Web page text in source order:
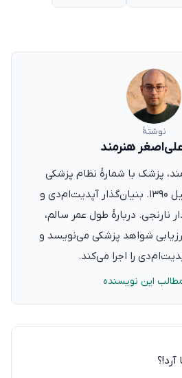
نوشتهٔ
هنرمند
پزشک با شمارهٔ نظام پزشکی
۱۳۵۴۰۵، فارغ‌التحصیل ۱۳۹۰. بنیان‌گذار آپدیت‌ام‌دی و
نارنجی. دربارهٔ طول عمر سالم،
شواهد پزشکی می‌نویسد و
را اجرا می‌کند.
این نویسنده
آرد!؟